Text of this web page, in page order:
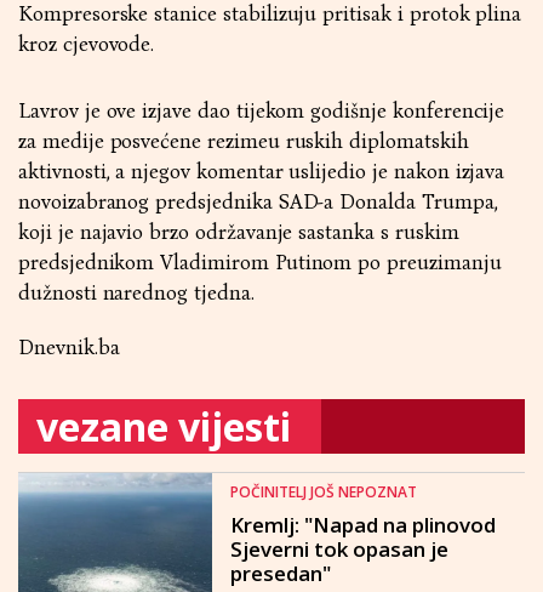
Kompresorske stanice stabilizuju pritisak i protok plina
kroz cjevovode.
Lavrov je ove izjave dao tijekom godišnje konferencije
za medije posvećene rezimeu ruskih diplomatskih
aktivnosti, a njegov komentar uslijedio je nakon izjava
novoizabranog predsjednika SAD-a Donalda Trumpa,
koji je najavio brzo održavanje sastanka s ruskim
predsjednikom Vladimirom Putinom po preuzimanju
dužnosti narednog tjedna.
Dnevnik.ba
vezane vijesti
POČINITELJ JOŠ NEPOZNAT
Kremlj: "Napad na plinovod
Sjeverni tok opasan je
presedan"